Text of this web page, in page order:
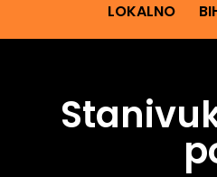
LOKALNO